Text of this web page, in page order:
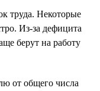
труда. Некоторые
Из-за дефицита
берут на работу
от общего числа